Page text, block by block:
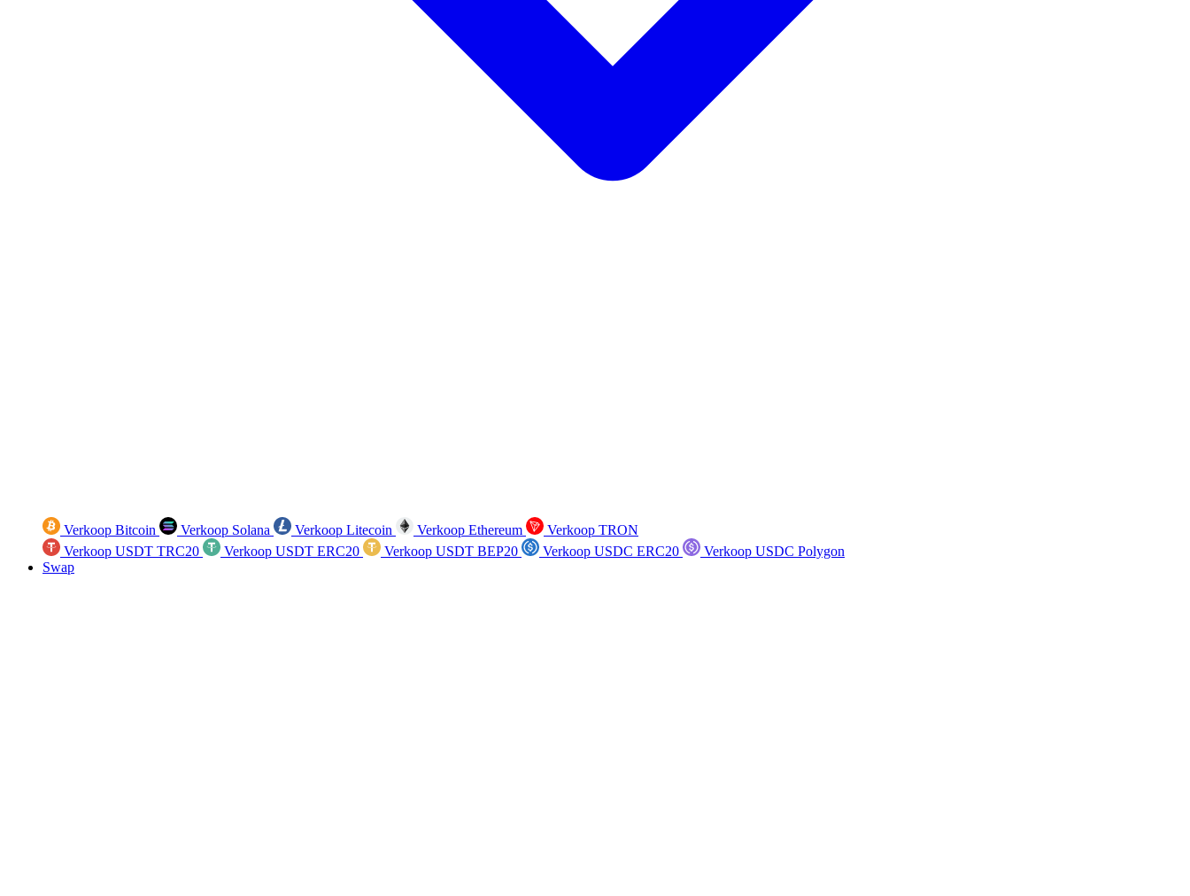
Verkoop Bitcoin Verkoop Solana Verkoop Litecoin Verkoop Ethereum
Verkoop TRON
Verkoop USDT TRC20
Verkoop USDT ERC20 Verkoop USDT BEP20 Verkoop USDC ERC20
Verkoop USDC Polygon
Swap